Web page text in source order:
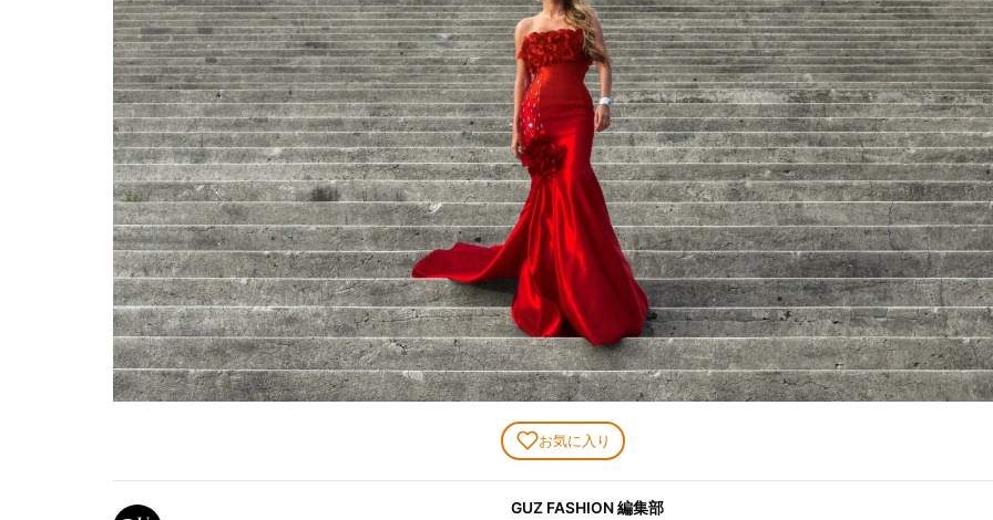
お気に入り
GUZ FASHION 編集部